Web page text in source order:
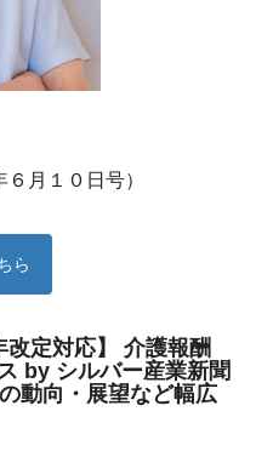
月１０日号）
ら
改定対応】 介護報酬
by シルバー産業新聞
動向・展望など幅広